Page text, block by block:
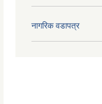
नागरिक वडापत्र